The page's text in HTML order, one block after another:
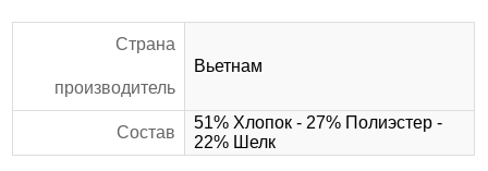
Страна
производитель
Вьетнам
Состав
51% Хлопок - 27% Полиэстер -
22% Шелк